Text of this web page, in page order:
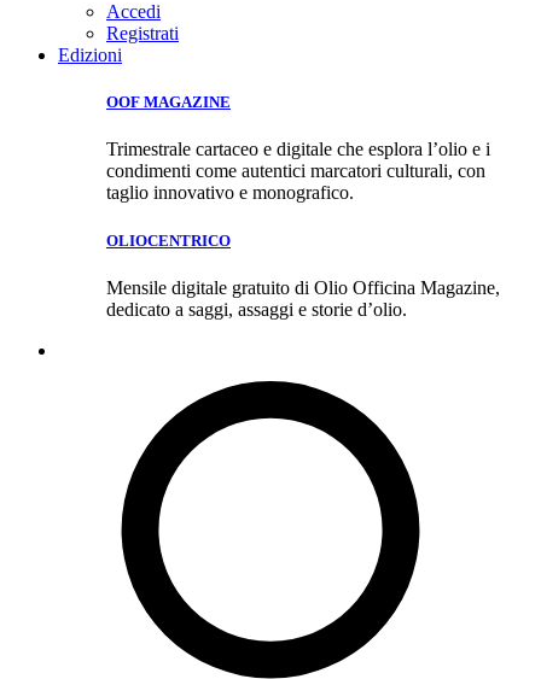
Accedi
Registrati
Edizioni
OOF MAGAZINE
Trimestrale cartaceo e digitale che esplora l’olio e i
condimenti come autentici marcatori culturali, con
taglio innovativo e monografico.
OLIOCENTRICO
Mensile digitale gratuito di Olio Officina Magazine,
dedicato a saggi, assaggi e storie d’olio.